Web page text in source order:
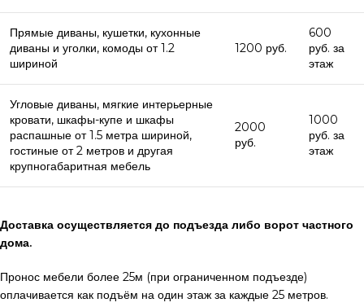
Прямые диваны, кушетки, кухонные
диваны и уголки, комоды от 1.2
шириной
1200 руб.
600
руб. за
этаж
Угловые диваны, мягкие интерьерные
кровати, шкафы-купе и шкафы
распашные от 1.5 метра шириной,
гостиные от 2 метров и другая
крупногабаритная мебель
2000
руб.
1000
руб. за
этаж
Доставка осуществляется до подъезда либо ворот частного
дома.
Пронос мебели более 25м (при ограниченном подъезде)
оплачивается как подъём на один этаж за каждые 25 метров.